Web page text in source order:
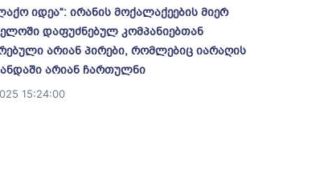
იდეა“: ირანის მოქალაქეების მიერ
დაფუძნებულ კომპანიებთან
არიან პირები, რომლებიც იარაღის
არიან ჩართულნი
15:24:00